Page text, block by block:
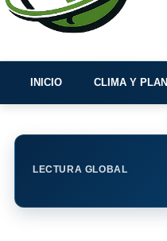
INICIO CLIMA Y
LECTURA GLOBAL